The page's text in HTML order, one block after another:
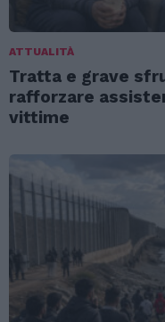
ATTUALITÀ
Tratta e grave
rafforzare
vittime